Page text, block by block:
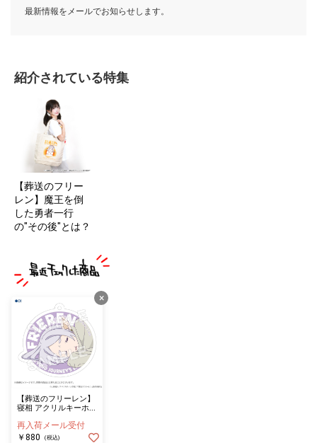
最新情報をメールでお知らせします。
紹介されている特集
【葬送のフリー
レン】魔王を倒
した勇者一行
の"その後"とは？
×
【葬送のフリーレン】
寝相 アクリルキーホル
再入荷メール受付
￥880
(税込)